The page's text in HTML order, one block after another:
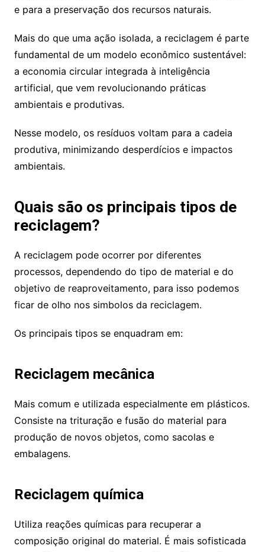
e para a preservação dos recursos naturais.
Mais do que uma ação isolada, a reciclagem é parte
fundamental de um modelo econômico sustentável:
a economia circular integrada à inteligência
artificial, que vem revolucionando práticas
ambientais e produtivas.
Nesse modelo, os resíduos voltam para a cadeia
produtiva, minimizando desperdícios e impactos
ambientais.
Quais são os principais tipos de
reciclagem?
A reciclagem pode ocorrer por diferentes
processos, dependendo do tipo de material e do
objetivo de reaproveitamento, para isso podemos
ficar de olho nos simbolos da reciclagem.
Os principais tipos se enquadram em:
Reciclagem mecânica
Mais comum e utilizada especialmente em plásticos.
Consiste na trituração e fusão do material para
produção de novos objetos, como sacolas e
embalagens.
Reciclagem química
Utiliza reações químicas para recuperar a
composição original do material. É mais sofisticada